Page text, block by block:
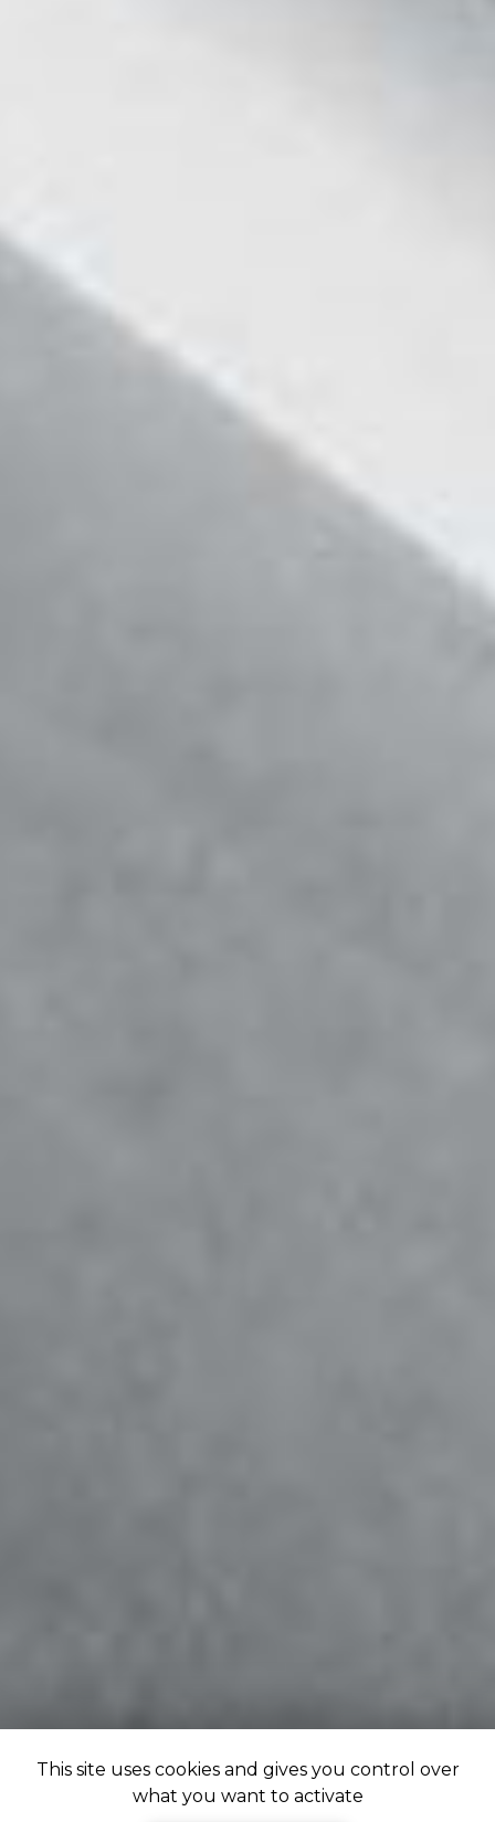
This site uses cookies and gives you control over
what you want to activate